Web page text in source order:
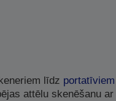
līdz portatīviem
attēlu skenēšanu ar